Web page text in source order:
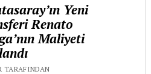
Yeni
Renato
Maliyeti
TARAFINDAN